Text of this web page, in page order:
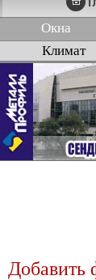
Окна
Климат
Добавить